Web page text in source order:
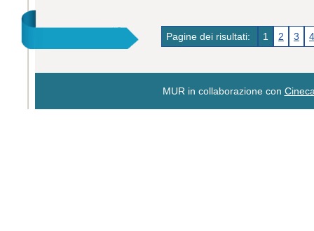
Pagine dei risultati: 1 2 3 4
MUR in collaborazione con